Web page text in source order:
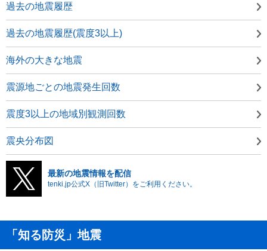
過去の地震履歴
過去の地震履歴(震度3以上)
海外の大きな地震
震源地ごとの地震発生回数
震度3以上の地域別観測回数
震央分布図
最新の地震情報を配信
tenki.jp公式X（旧Twitter）をご利用ください。
「知る防災」地震